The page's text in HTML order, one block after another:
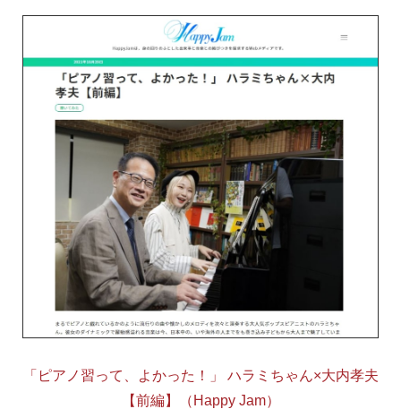
「ピアノ習って、よかった！」 ハラミちゃん×大内孝夫
【前編】（Happy Jam）